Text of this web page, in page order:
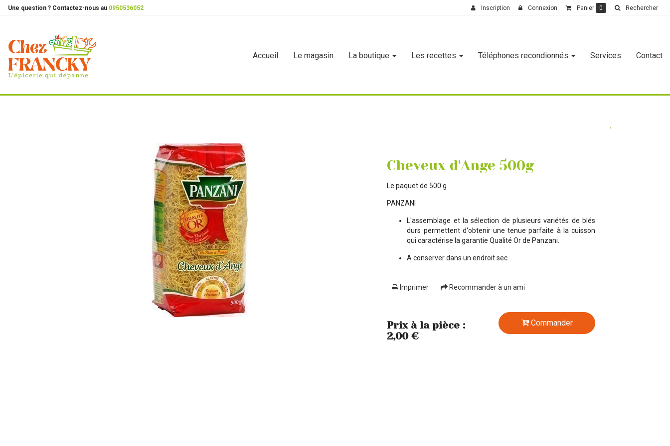
Accueil Le magasin La boutique Les recettes Téléphones recondionnés Services Contact
Cheveux d'Ange 500g
Le paquet de 500 g
PANZANI
L'assemblage et la sélection de plusieurs variétés de blés
durs permettent d'obtenir une tenue parfaite à la cuisson
qui caractérise la garantie Qualité Or de Panzani.
A conserver dans un endroit sec.
Imprimer Recommander à un ami
Prix à la pièce :
2,00 €
Commander
Une question ? Contactez-nous au 0950536052 Inscription Connexion Panier 0 Rechercher